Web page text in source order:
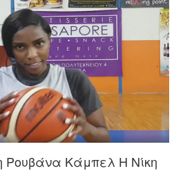
Ρουβάνα Κάμπελ Η Νίκη